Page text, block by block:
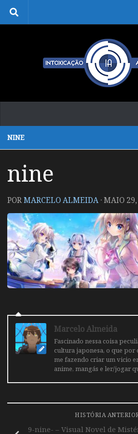
Skip to content
NINE
nine
PORMARCELO ALMEIDA ·MAIO
Marcelo Almeida
Fascinado nessa coisa
cultura japonesa, o que por
me fazendo criar um vicio
anime, mangás e ler/jogar
HISTÓRIA
9-nine- – Visual Novel de